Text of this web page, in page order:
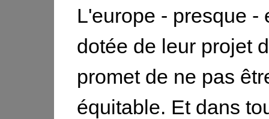
L'europe - presque -
dotée de leur projet
promet de ne pas
équitable. Et dans